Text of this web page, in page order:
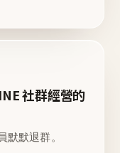
社群經營的
默默退群。